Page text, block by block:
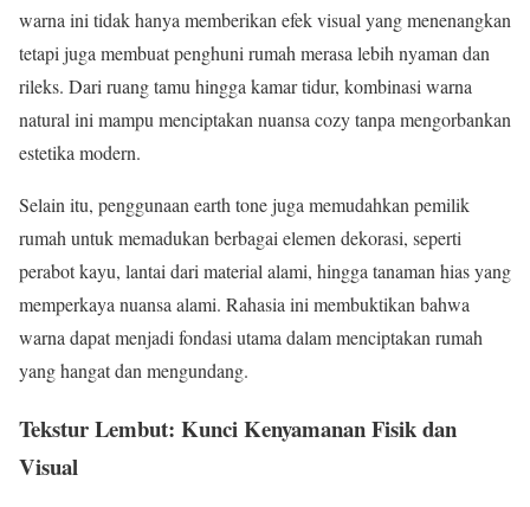
warna ini tidak hanya memberikan efek visual yang menenangkan
tetapi juga membuat penghuni rumah merasa lebih nyaman dan
rileks. Dari ruang tamu hingga kamar tidur, kombinasi warna
natural ini mampu menciptakan nuansa cozy tanpa mengorbankan
estetika modern.
Selain itu, penggunaan earth tone juga memudahkan pemilik
rumah untuk memadukan berbagai elemen dekorasi, seperti
perabot kayu, lantai dari material alami, hingga tanaman hias yang
memperkaya nuansa alami. Rahasia ini membuktikan bahwa
warna dapat menjadi fondasi utama dalam menciptakan rumah
yang hangat dan mengundang.
Tekstur Lembut: Kunci Kenyamanan Fisik dan
Visual